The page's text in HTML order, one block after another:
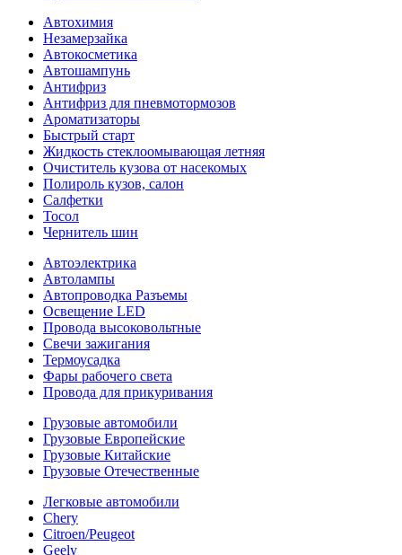
Автохимия
Незамерзайка
Автокосметика
Автошампунь
Антифриз
Антифриз для пневмотормозов
Ароматизаторы
Быстрый старт
Жидкость стеклоомывающая летняя
Очиститель кузова от насекомых
Полироль кузов, салон
Салфетки
Тосол
Чернитель шин
Автоэлектрика
Автолампы
Автопроводка Разъемы
Освещение LED
Провода высоковольтные
Свечи зажигания
Термоусадка
Фары рабочего света
Провода для прикуривания
Грузовые автомобили
Грузовые Европейские
Грузовые Китайские
Грузовые Отечественные
Легковые автомобили
Chery
Citroen/Peugeot
Geely